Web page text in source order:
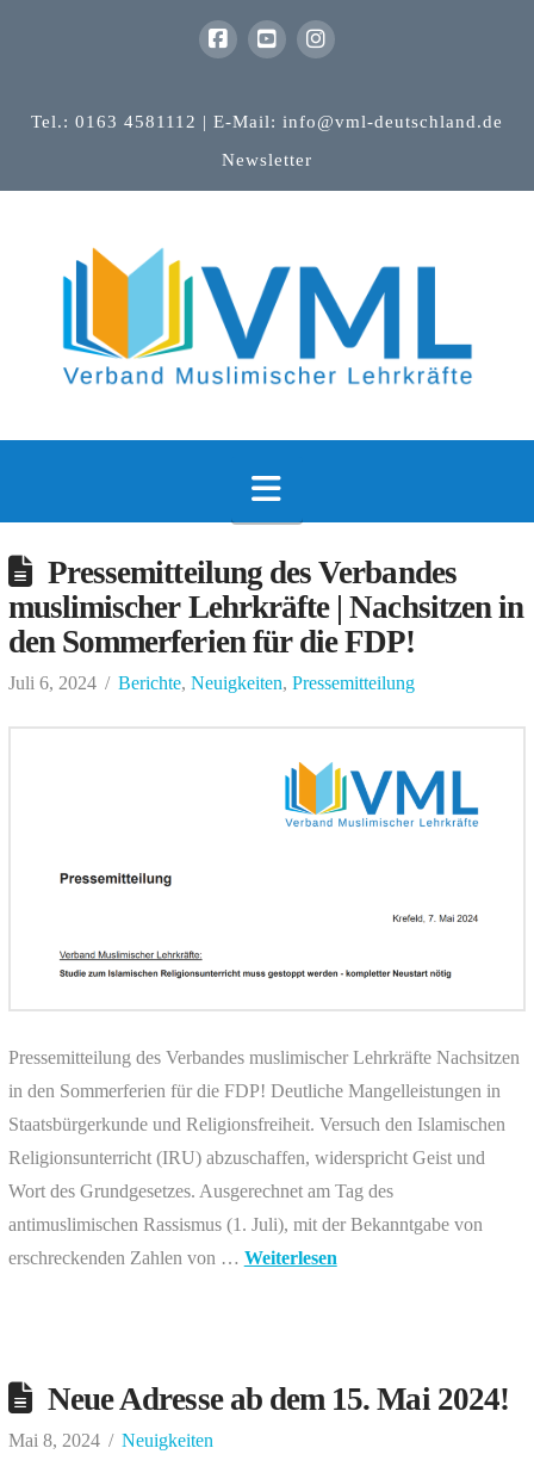
Tel.: 0163 4581112 | E-Mail: info@vml-deutschland.de
Newsletter
Navigation
Pressemitteilung des Verbandes
muslimischer Lehrkräfte | Nachsitzen in
den Sommerferien für die FDP!
Juli 6, 2024 Berichte, Neuigkeiten, Pressemitteilung
Pressemitteilung des Verbandes muslimischer Lehrkräfte Nachsitzen
in den Sommerferien für die FDP! Deutliche Mangelleistungen in
Staatsbürgerkunde und Religionsfreiheit. Versuch den Islamischen
Religionsunterricht (IRU) abzuschaffen, widerspricht Geist und
Wort des Grundgesetzes. Ausgerechnet am Tag des
antimuslimischen Rassismus (1. Juli), mit der Bekanntgabe von
erschreckenden Zahlen von … Weiterlesen
Neue Adresse ab dem 15. Mai 2024!
Mai 8, 2024 Neuigkeiten